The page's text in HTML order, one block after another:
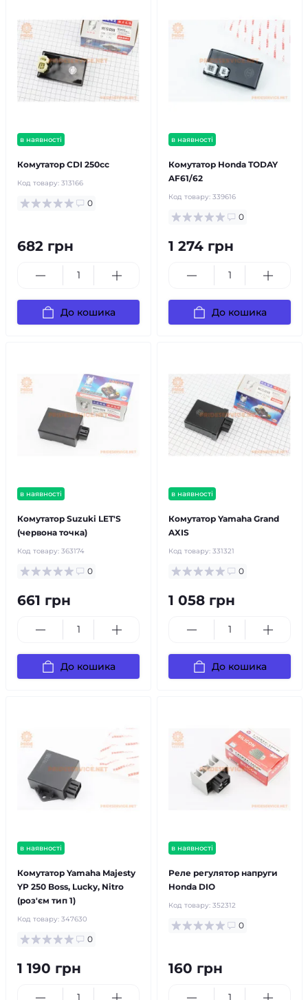
в наявності
Комутатор CDI 250cc
Код товару: 313166
0
682 грн
До кошика
в наявності
Комутатор Honda TODAY
AF61/62
Код товару: 339616
0
1 274 грн
До кошика
в наявності
Комутатор Suzuki LET'S
(червона точка)
Код товару: 363174
0
661 грн
До кошика
в наявності
Комутатор Yamaha Grand
AXIS
Код товару: 331321
0
1 058 грн
До кошика
в наявності
Комутатор Yamaha Majesty
YP 250 Boss, Lucky, Nitro
(роз'єм тип 1)
Код товару: 347630
0
1 190 грн
в наявності
Реле регулятор напруги
Honda DIO
Код товару: 352312
0
160 грн